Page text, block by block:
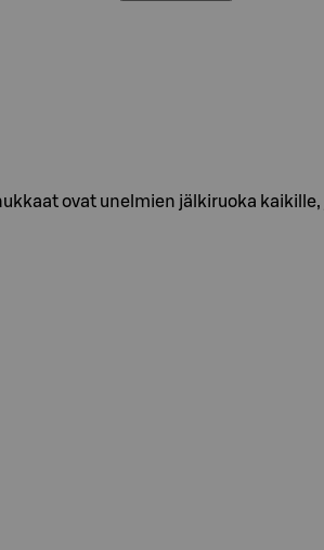
ovat unelmien jälkiruoka